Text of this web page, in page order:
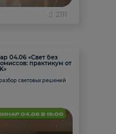
2111
04.06 «Свет без
практикум от
световых решений